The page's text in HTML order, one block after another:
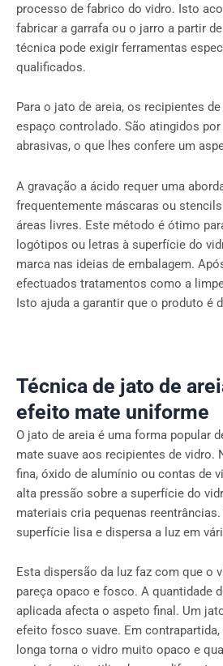
processo de fabrico do vidro. Isto
fabricar a garrafa ou o jarro a partir
técnica pode exigir ferramentas
qualificados.
Para o jato de areia, os recipientes
espaço controlado. São atingidos
abrasivas, o que lhes confere um
A gravação a ácido requer uma
frequentemente máscaras ou
áreas livres. Este método é ótimo
logótipos ou letras à superfície do
marca nas ideias de embalagem.
efectuados tratamentos como a
Isto ajuda a garantir que o produto é
Técnica de jato de
efeito mate uniforme
O jato de areia é uma forma popular
mate suave aos recipientes de vidro.
fina, óxido de alumínio ou contas de
alta pressão sobre a superfície do
materiais cria pequenas
superfície lisa e dispersa a luz em
Esta dispersão da luz faz com que o
pareça opaco e fosco. A quantidade
aplicada afecta o aspeto final. Um
efeito fosco suave. Em
longa torna o vidro muito opaco e